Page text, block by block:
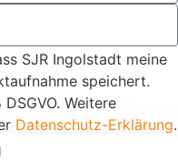
SJR Ingolstadt meine
speichert.
Weitere
Datenschutz-Erklärung.